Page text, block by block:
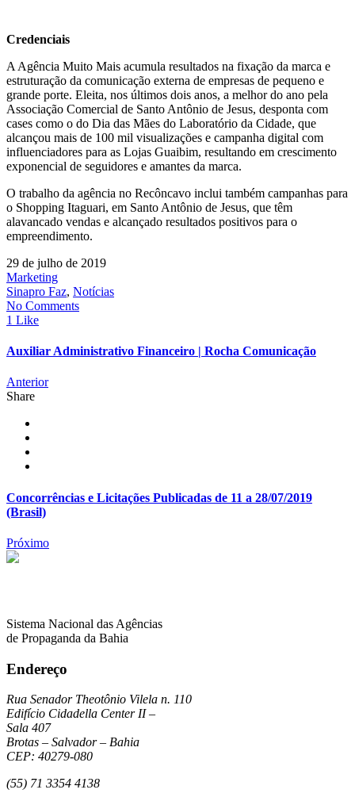
Credenciais
A Agência Muito Mais acumula resultados na fixação da marca e
estruturação da comunicação externa de empresas de pequeno e
grande porte. Eleita, nos últimos dois anos, a melhor do ano pela
Associação Comercial de Santo Antônio de Jesus, desponta com
cases como o do Dia das Mães do Laboratório da Cidade, que
alcançou mais de 100 mil visualizações e campanha digital com
influenciadores para as Lojas Guaibim, resultando em crescimento
exponencial de seguidores e amantes da marca.
O trabalho da agência no Recôncavo inclui também campanhas para
o Shopping Itaguari, em Santo Antônio de Jesus, que têm
alavancado vendas e alcançado resultados positivos para o
empreendimento.
29 de julho de 2019
Marketing
Sinapro Faz, Notícias
No Comments
1 Like
Auxiliar Administrativo Financeiro | Rocha Comunicação
Anterior
Share
Concorrências e Licitações Publicadas de 11 a 28/07/2019
(Brasil)
Próximo
Sistema Nacional das Agências
de Propaganda da Bahia
Endereço
Rua Senador Theotônio Vilela n. 110
Edifício Cidadella Center II –
Sala 407
Brotas – Salvador – Bahia
CEP: 40279-080
(55) 71 3354 4138